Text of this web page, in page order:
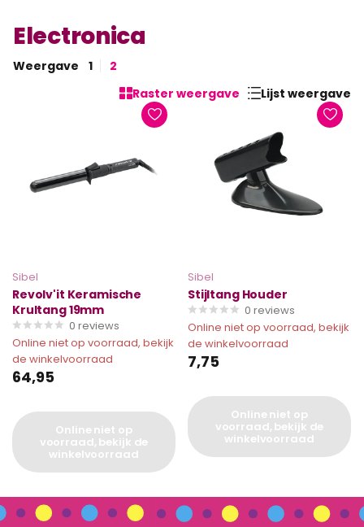
Electronica
Weergave 1
2
Raster weergave
Lijst weergave
Sibel
Revolv'it Keramische
Krultang 19mm
0 reviews
Online niet op voorraad, bekijk
de winkelvoorraad
64,95
Online niet op
voorraad, bekijk de
winkelvoorraad
Sibel
Stijltang Houder
0 reviews
Online niet op voorraad, bekijk
de winkelvoorraad
7,75
Online niet op
voorraad, bekijk de
winkelvoorraad